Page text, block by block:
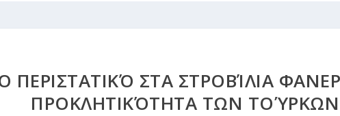
ΠΕΡΙΣΤΑΤΙΚΌ ΣΤΑ ΣΤΡΟΒΊΛΙΑ
ΠΡΟΚΛΗΤΙΚΌΤΗΤΑ ΤΩΝ ΤΟΎΡΚΩΝ